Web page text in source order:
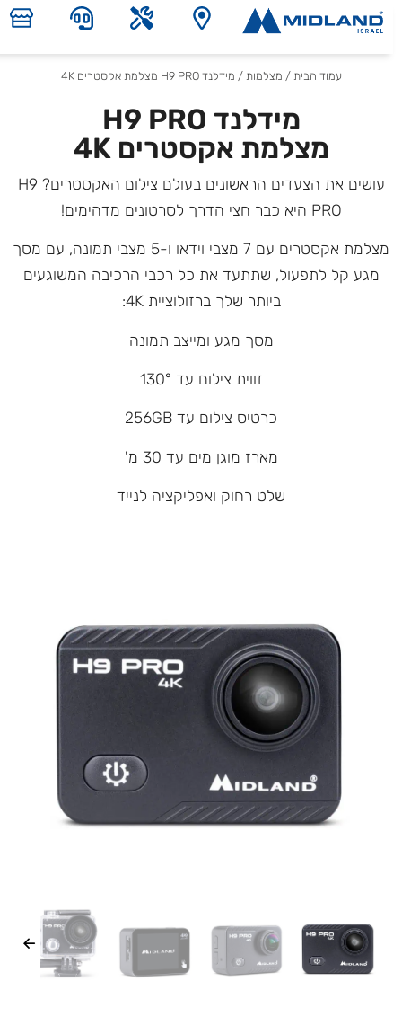
עמוד הבית/ מצלמות/ מידלנד H9 PRO מצלמת אקסטרים 4K
מידלנד H9 PRO
מצלמת אקסטרים 4K
עושים את הצעדים הראשונים בעולם צילום האקסטרים? H9
PRO היא כבר חצי הדרך לסרטונים מדהימים!
מצלמת אקסטרים עם 7 מצבי וידאו ו-5 מצבי תמונה, עם מסך
מגע קל לתפעול, שתתעד את כל רכבי הרכיבה המשוגעים
ביותר שלך ברזולוציית 4K:
מסך מגע ומייצב תמונה
זווית צילום עד 130°
כרטיס צילום עד 256GB
מארז מוגן מים עד 30 מ'
שלט רחוק ואפליקציה לנייד